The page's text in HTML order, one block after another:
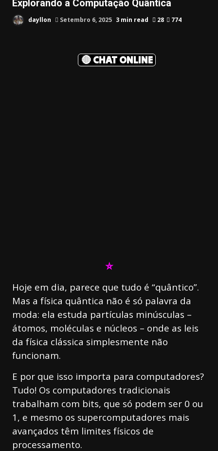
🔴 CHAT ONLINE
Explorando a Computação Quântica
dayllon Setembro 6, 2025 3 min read 28 774
⛥
Hoje em dia, parece que tudo é “quântico”.
Mas a física quântica não é só palavra da
moda: ela estuda partículas minúsculas –
átomos, moléculas e núcleos – onde as leis
da física clássica simplesmente não
funcionam.
E por que isso importa para computadores?
Tudo! Os computadores tradicionais
trabalham com bits, que só podem ser 0 ou
1, e mesmo os supercomputadores mais
avançados têm limites físicos de
processamento.
32.00k